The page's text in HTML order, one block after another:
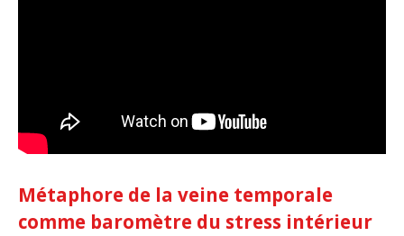
Métaphore de la veine temporale
comme baromètre du stress intérieur